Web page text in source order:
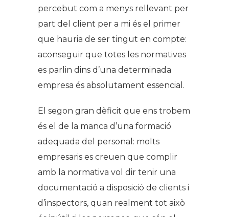
percebut com a menys rellevant per
part del client per a mi és el primer
que hauria de ser tingut en compte:
aconseguir que totes les normatives
es parlin dins d’una determinada
empresa és absolutament essencial.
El segon gran dèficit que ens trobem
és el de la manca d’una formació
adequada del personal: molts
empresaris es creuen que complir
amb la normativa vol dir tenir una
documentació a disposició de clients i
d’inspectors, quan realment tot això